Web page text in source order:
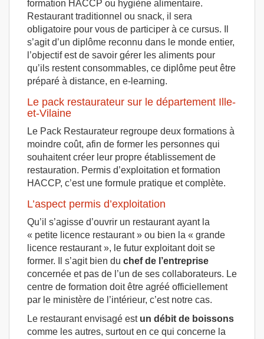
formation HACCP ou hygiène alimentaire.
Restaurant traditionnel ou snack, il sera
obligatoire pour vous de participer à ce cursus. Il
s’agit d’un diplôme reconnu dans le monde entier,
l’objectif est de savoir gérer les aliments pour
qu’ils restent consommables, ce diplôme peut être
préparé à distance, en e-learning.
Le pack restaurateur sur le département Ille-
et-Vilaine
Le Pack Restaurateur regroupe deux formations à
moindre coût, afin de former les personnes qui
souhaitent créer leur propre établissement de
restauration. Permis d’exploitation et formation
HACCP, c’est une formule pratique et complète.
L’aspect permis d’exploitation
Qu’il s’agisse d’ouvrir un restaurant ayant la
« petite licence restaurant » ou bien la « grande
licence restaurant », le futur exploitant doit se
former. Il s’agit bien du chef de l’entreprise
concernée et pas de l’un de ses collaborateurs. Le
centre de formation doit être agréé officiellement
par le ministère de l’intérieur, c’est notre cas.
Le restaurant envisagé est un débit de boissons
comme les autres, surtout en ce qui concerne la